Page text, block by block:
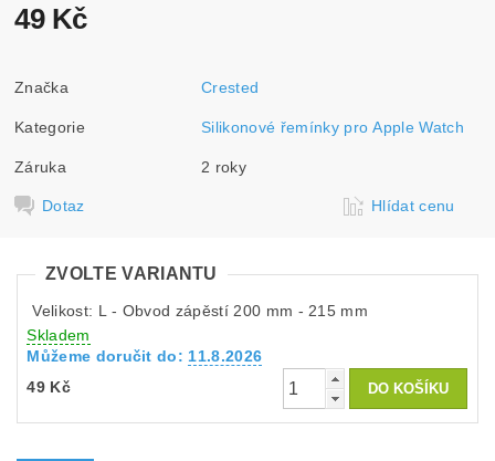
49 Kč
Značka Crested
Kategorie Silikonové řemínky pro Apple Watch
Záruka 2 roky
Dotaz Hlídat cenu
ZVOLTE VARIANTU
Velikost: L - Obvod zápěstí 200 mm - 215 mm
Skladem
Můžeme doručit do: 11.8.2026
49 Kč